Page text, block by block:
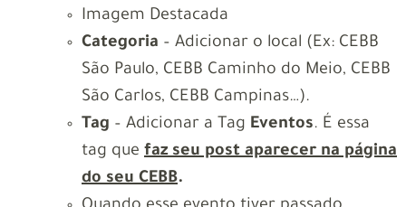
Imagem Destacada
Categoria – Adicionar o local (Ex: CEBB
São Paulo, CEBB Caminho do Meio, CEBB
São Carlos, CEBB Campinas…).
Tag – Adicionar a Tag Eventos. É essa
tag que faz seu post aparecer na página
do seu CEBB.